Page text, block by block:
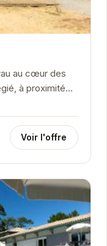
au cœur des
à proximité
lieu de...
Voir l'offre